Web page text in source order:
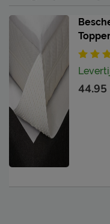
Topper
44.95